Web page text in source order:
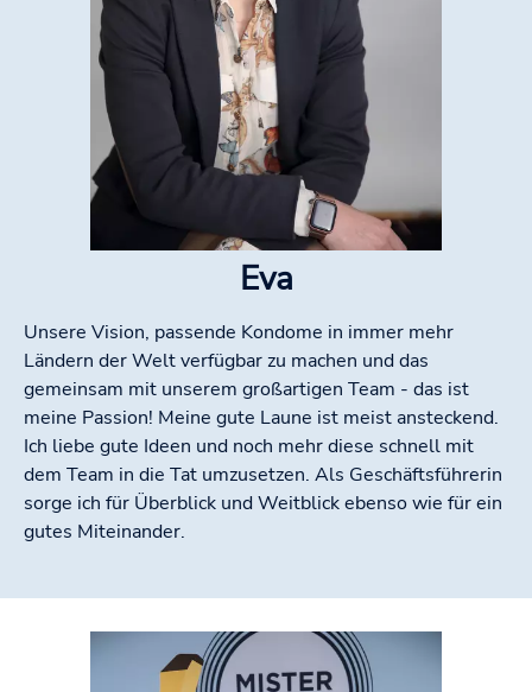
Eva
Unsere Vision, passende Kondome in immer mehr
Ländern der Welt verfügbar zu machen und das
gemeinsam mit unserem großartigen Team - das ist
meine Passion! Meine gute Laune ist meist ansteckend.
Ich liebe gute Ideen und noch mehr diese schnell mit
dem Team in die Tat umzusetzen. Als Geschäftsführerin
sorge ich für Überblick und Weitblick ebenso wie für ein
gutes Miteinander.